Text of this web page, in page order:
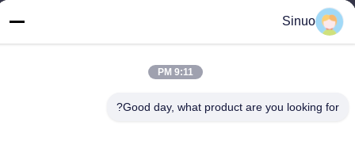
عنوان المصنع
الصناعية، شارع شيبي، منطقة بانيو، قوانغتشو، الصين
هاتف
Sinuo
9:11 PM
Good day, what product are you looking for?